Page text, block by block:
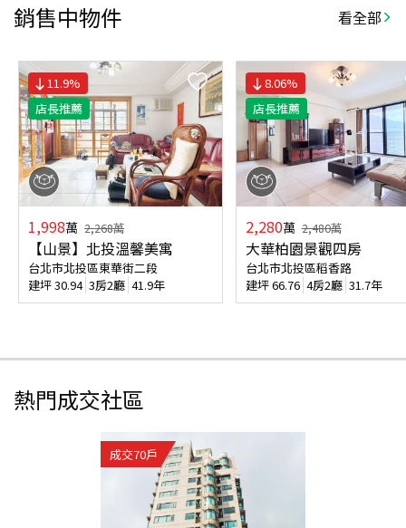
銷售中物件 看全部
11.9%
店長推薦
1,998萬 2,268萬
【山景】北投溫馨美寓
台北市北投區東華街二段
建坪30.94 3房2廳 41.9年
8.06%
店長推薦
2,280萬 2,480萬
大華柏園景觀四房
台北市北投區稻香路
建坪66.76 4房2廳 31.7年
熱門成交社區
成交70戶